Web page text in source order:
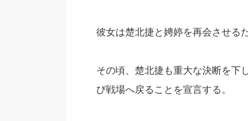
彼女は楚北捷と娉婷を再会させる
その頃、楚北捷も重大な決断を下
び戦場へ戻ることを宣言する。